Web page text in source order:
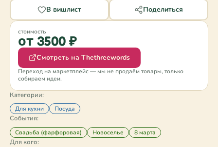
В вишлист Поделиться
стоимость
от 3500 ₽
Смотреть на Thethreewords
Переход на маркетплейс — мы не продаём товары, только
собираем идеи.
Категории:
Для кухни Посуда
События:
Свадьба (фарфоровая) Новоселье 8 марта
Для кого: